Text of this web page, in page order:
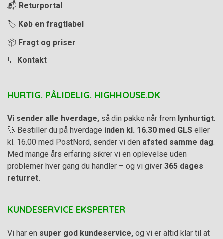
📬 Returportal
🏷️ Køb en fragtlabel
📦 Fragt og priser
💬 Kontakt
HURTIG. PÅLIDELIG. HIGHHOUSE.DK
Vi sender alle hverdage, så din pakke når frem lynhurtigt
🚀 Bestiller du på hverdage inden kl. 16.30 med GLS eller
kl. 16.00 med PostNord, sender vi den afsted samme dag
Med mange års erfaring sikrer vi en oplevelse uden
problemer hver gang du handler – og vi giver 365 dages
returret.
KUNDESERVICE EKSPERTER
Vi har en super god kundeservice, og vi er altid klar til at